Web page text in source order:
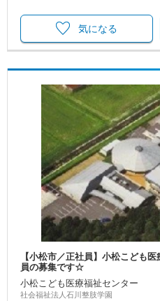
気になる
【小松市／正社員】小松こども
員の募集です☆
小松こども医療福祉センター
社会福祉法人石川整肢学園